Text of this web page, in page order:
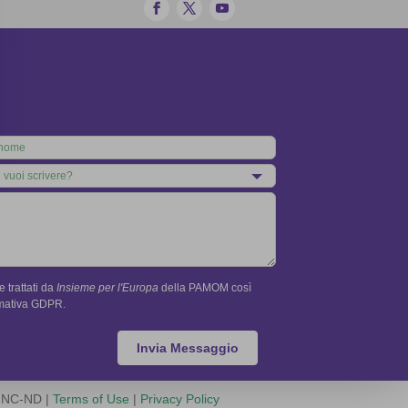
trattati daInsieme per l'Europa della PAMOM così
GDPR.
Invia Messaggio
ND | Terms of Use | Privacy Policy